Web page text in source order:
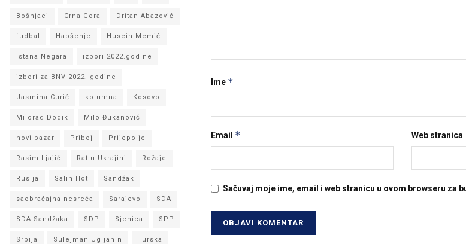
Ime *
Email * Web stranica
Sačuvaj moje ime, email i web stranicu u ovom browseru za
Bošnjaci Crna Gora Dritan Abazović
fudbal Hapšenje Husein Memić
Istana Negara izbori 2022.godine
izbori za BNV 2022. godine
Jasmina Curić kolumna Kosovo
Milorad Dodik Milo Đukanović
novi pazar Priboj Prijepolje
Rasim Ljajić Rat u Ukrajini Rožaje
Rusija Salih Hot Sandžak
saobraćajna nesreća Sarajevo SDA
SDA Sandžaka SDP Sjenica SPP
Srbija Sulejman Ugljanin Turska